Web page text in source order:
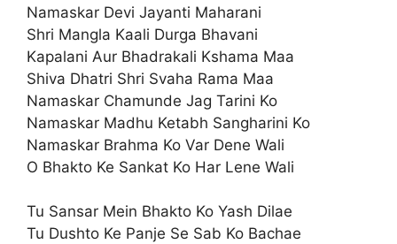
Namaskar Devi Jayanti Maharani
Shri Mangla Kaali Durga Bhavani
Kapalani Aur Bhadrakali Kshama Maa
Shiva Dhatri Shri Svaha Rama Maa
Namaskar Chamunde Jag Tarini Ko
Namaskar Madhu Ketabh Sangharini Ko
Namaskar Brahma Ko Var Dene Wali
O Bhakto Ke Sankat Ko Har Lene Wali
Tu Sansar Mein Bhakto Ko Yash Dilae
Tu Dushto Ke Panje Se Sab Ko Bachae